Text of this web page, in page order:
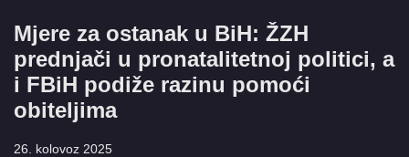
Mjere za ostanak u BiH: ŽZH
prednjači u pronatalitetnoj politici, a
i FBiH podiže razinu pomoći
obiteljima
26. kolovoz 2025